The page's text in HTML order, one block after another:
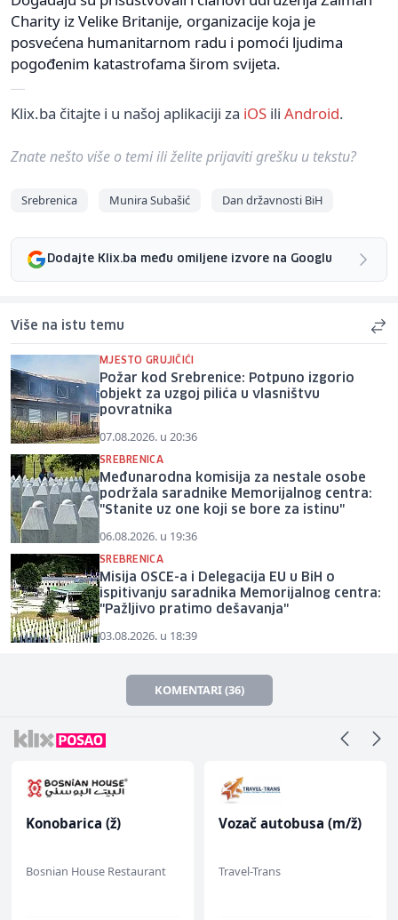
Charity iz Velike Britanije, organizacije koja je
posvećena humanitarnom radu i pomoći ljudima
pogođenim katastrofama širom svijeta.
Klix.ba čitajte i u našoj aplikaciji za iOS ili Android.
Znate nešto više o temi ili želite prijaviti grešku u tekstu?
Srebrenica Munira Subašić Dan državnosti BiH
Dodajte Klix.ba među omiljene izvore na Googlu
Više na istu temu
MJESTO GRUJIČIĆI
Požar kod Srebrenice: Potpuno izgorio
objekt za uzgoj pilića u vlasništvu
povratnika
07.08.2026. u 20:36
SREBRENICA
Međunarodna komisija za nestale osobe
podržala saradnike Memorijalnog centra:
"Stanite uz one koji se bore za istinu"
06.08.2026. u 19:36
SREBRENICA
Misija OSCE-a i Delegacija EU u BiH o
ispitivanju saradnika Memorijalnog centra:
"Pažljivo pratimo dešavanja"
03.08.2026. u 18:39
KOMENTARI (36)
Konobarica (ž)
Bosnian House Restaurant
Vozač autobusa (m/ž)
Travel-Trans